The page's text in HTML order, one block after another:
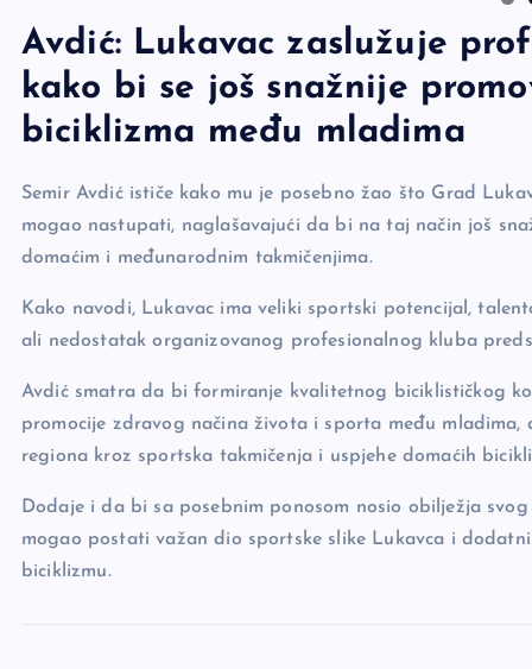
Avdić: Lukavac zaslužuje
kako bi se još snažnije
biciklizma među mladima
Semir Avdić ističe kako mu je posebno žao što Grad
mogao nastupati, naglašavajući da bi na taj način još
domaćim i međunarodnim takmičenjima.
Kako navodi, Lukavac ima veliki sportski potencijal,
ali nedostatak organizovanog profesionalnog kluba
Avdić smatra da bi formiranje kvalitetnog biciklističkog
promocije zdravog načina života i sporta među
regiona kroz sportska takmičenja i uspjehe domaćih
Dodaje i da bi sa posebnim ponosom nosio obilježja
mogao postati važan dio sportske slike Lukavca i
biciklizmu.